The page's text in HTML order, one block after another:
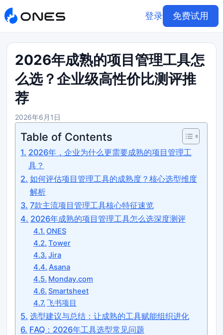
登录 免费试用
2026年成熟的项目管理工具怎
么选？企业级高性价比测评推
荐
2026年6月1日
Table of Contents
2026年，企业为什么更需要成熟的项目管理工
具？
如何评估项目管理工具的成熟度？核心选型维度
解析
7款主流项目管理工具核心特征速览
2026年成熟的项目管理工具怎么选深度测评
ONES
Tower
Jira
Asana
Monday.com
Smartsheet
飞书项目
选型建议与总结：让成熟的工具赋能组织进化
FAQ：2026年工具选型常见问题